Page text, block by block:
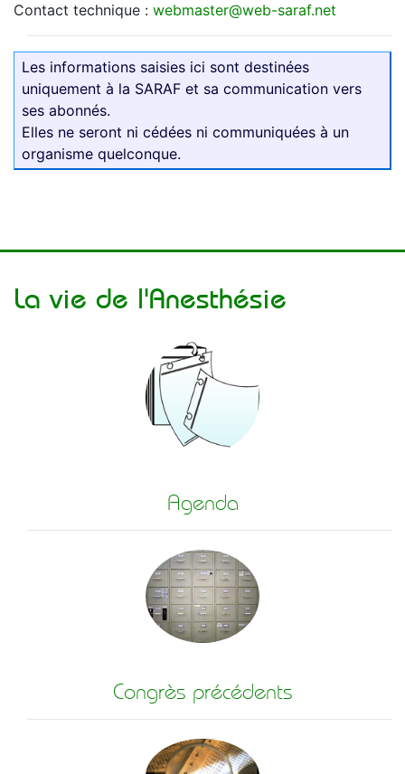
Contact technique : webmaster@web-saraf.net
Les informations saisies ici sont destinées
uniquement à la SARAF et sa communication vers
ses abonnés.
Elles ne seront ni cédées ni communiquées à un
organisme quelconque.
La vie de l'Anesthésie
Agenda
Congrès précédents